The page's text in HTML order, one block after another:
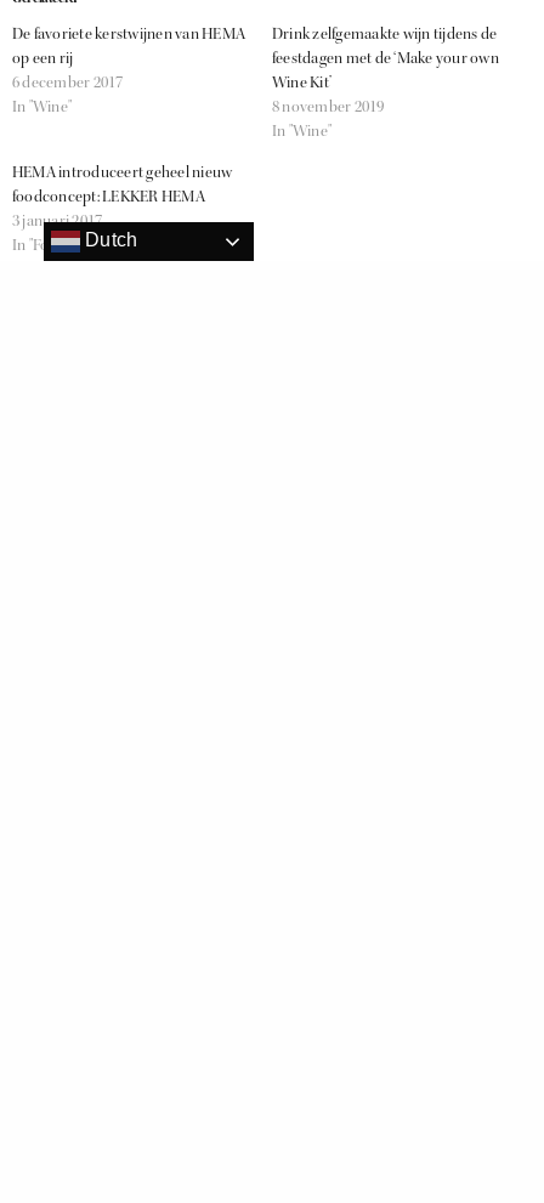
De favoriete kerstwijnen van HEMA
op een rij
6 december 2017
In "Wine"
Drink zelfgemaakte wijn tijdens de
feestdagen met de ‘Make your own
Wine Kit’
8 november 2019
In "Wine"
HEMA introduceert geheel nieuw
foodconcept: LEKKER HEMA
3 januari 2017
In "Food" Dutch